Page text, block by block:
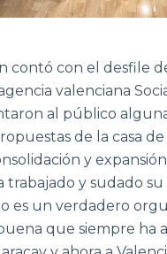
contó con el desfile
valenciana
al público
de la casa de
y
trabajado y sudado su
es un verdadero
que siempre ha